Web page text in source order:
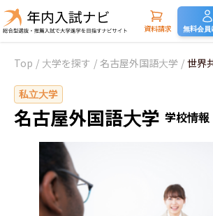
資料請求 無料会員
Top / 大学を探す / 名古屋外国語大学 / 世界
私立大学
名古屋外国語大学 学校情報